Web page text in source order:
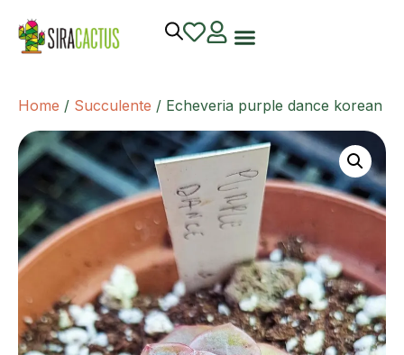
Home / Succulente / Echeveria purple dance korean